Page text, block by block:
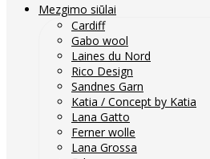
Mezgimo siūlai
Cardiff
Gabo wool
Laines du Nord
Rico Design
Sandnes Garn
Katia / Concept by Katia
Lana Gatto
Ferner wolle
Lana Grossa